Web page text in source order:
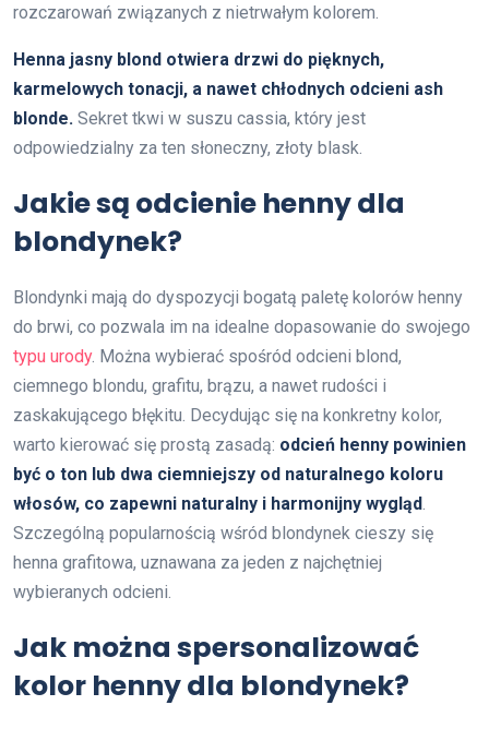
rozczarowań związanych z nietrwałym kolorem.
Henna jasny blond otwiera drzwi do pięknych,
karmelowych tonacji, a nawet chłodnych odcieni ash
blonde. Sekret tkwi w suszu cassia, który jest
odpowiedzialny za ten słoneczny, złoty blask.
Jakie są odcienie henny dla
blondynek?
Blondynki mają do dyspozycji bogatą paletę kolorów henny
do brwi, co pozwala im na idealne dopasowanie do swojego
typu urody. Można wybierać spośród odcieni blond,
ciemnego blondu, grafitu, brązu, a nawet rudości i
zaskakującego błękitu. Decydując się na konkretny kolor,
warto kierować się prostą zasadą: odcień henny powinien
być o ton lub dwa ciemniejszy od naturalnego koloru
włosów, co zapewni naturalny i harmonijny wygląd.
Szczególną popularnością wśród blondynek cieszy się
henna grafitowa, uznawana za jeden z najchętniej
wybieranych odcieni.
Jak można spersonalizować
kolor henny dla blondynek?